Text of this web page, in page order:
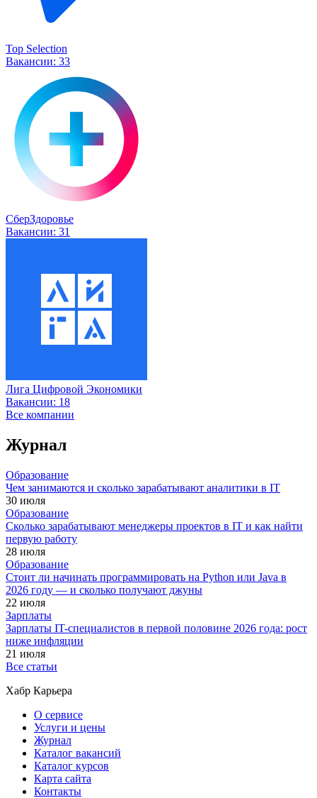
Top Selection
Вакансии: 33
СберЗдоровье
Вакансии: 31
Лига Цифровой Экономики
Вакансии: 18
Все компании
Журнал
Образование
Чем занимаются и сколько зарабатывают аналитики в IT
30 июля
Образование
Сколько зарабатывают менеджеры проектов в IT и как найти
первую работу
28 июля
Образование
Стоит ли начинать программировать на Python или Java в
2026 году — и сколько получают джуны
22 июля
Зарплаты
Зарплаты IT-специалистов в первой половине 2026 года: рост
ниже инфляции
21 июля
Все статьи
Хабр Карьера
О сервисе
Услуги и цены
Журнал
Каталог вакансий
Каталог курсов
Карта сайта
Контакты